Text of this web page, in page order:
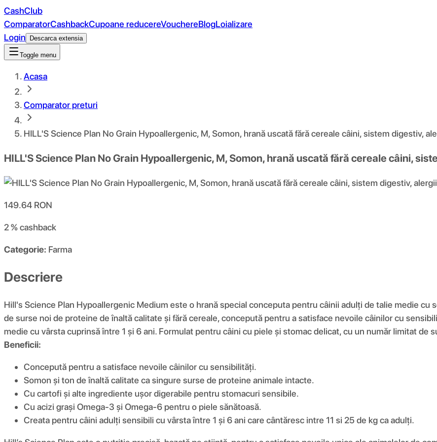
CashClub
ComparatorCashbackCupoane reducereVouchereBlogLoializare
Login
Descarca extensia
Toggle menu
Acasa
Comparator preturi
HILL'S Science Plan No Grain Hypoallergenic, M, Somon, hrană uscată fără cereale câini, sistem digestiv,
HILL'S Science Plan No Grain Hypoallergenic, M, Somon, hrană uscată fără cereale câini,
149.64 RON
2 %cashback
Categorie: Farma
Descriere
Hill's Science Plan Hypoallergenic Medium este o hrană special conceputa pentru câinii adulți de talie medie
de surse noi de proteine ​​de înaltă calitate și fără cereale, concepută pentru a satisface nevoile câinilor cu
medie cu vârsta cuprinsă între 1 și 6 ani. Formulat pentru câini cu piele și stomac delicat, cu un număr limitat de
Beneficii:
Concepută pentru a satisface nevoile câinilor cu sensibilități.
Somon și ton de înaltă calitate ca singure surse de proteine ​​animale intacte.
Cu cartofi și alte ingrediente ușor digerabile pentru stomacuri sensibile.
Cu acizi grași Omega-3 și Omega-6 pentru o piele sănătoasă.
Creata pentru câini adulți sensibili cu vârsta între 1 și 6 ani care cântăresc intre 11 si 25 de kg ca adulți.